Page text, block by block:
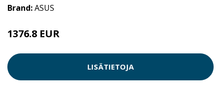
Brand:ASUS
1376.8 EUR
LISÄTIETOJA